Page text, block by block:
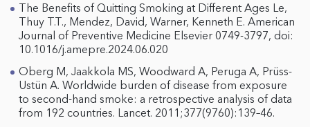
The Benefits of Quitting Smoking at Different Ages Le,
Thuy T.T., Mendez, David, Warner, Kenneth E. American
Journal of Preventive Medicine Elsevier 0749-3797, doi:
10.1016/j.amepre.2024.06.020
Oberg M, Jaakkola MS, Woodward A, Peruga A, Prüss-
Ustün A. Worldwide burden of disease from exposure
to second-hand smoke: a retrospective analysis of data
from 192 countries. Lancet. 2011;377(9760):139–46.